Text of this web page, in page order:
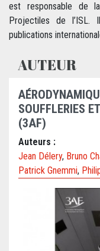
est responsable de
Projectiles de l’ISL.
publications
AUTEUR
SOUFFLERIES
(3AF)
Auteurs :
Jean Délery, Bruno
Patrick Gnemmi,